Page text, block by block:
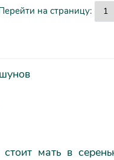
на страницу:
мать в